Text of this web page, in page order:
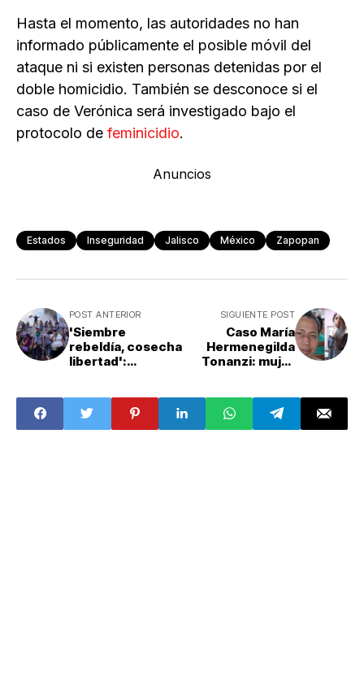
Hasta el momento, las autoridades no han
informado públicamente el posible móvil del
ataque ni si existen personas detenidas por el
doble homicidio. También se desconoce si el
caso de Verónica será investigado bajo el
protocolo de feminicidio.
Anuncios
Estados Inseguridad Jalisco México Zapopan
POST ANTERIOR
'Siembre
rebeldía, cosecha
libertad':
gritos de lucha en
marcha del 8M en
CDMX
SIGUIENTE POST
Caso María
Hermenegilda
Tonanzi: mujer
hallada con vida